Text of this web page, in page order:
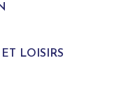
ET LOISIRS